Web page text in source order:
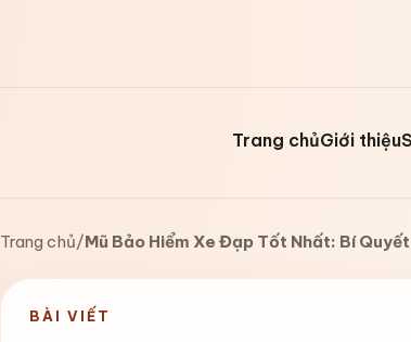
Trang chủGiới thiệu
Trang chủ/Mũ Bảo Hiểm Xe Đạp Tốt Nhất: Bí
BÀI VIẾT